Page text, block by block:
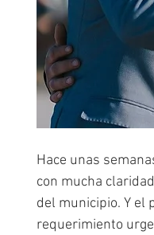
Hace unas
con mucha
del municipio. Y el
requerimiento